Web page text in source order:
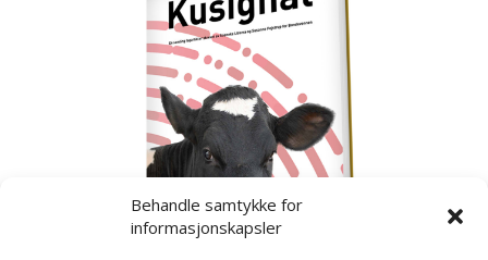
Behandle samtykke for
informasjonskapsler